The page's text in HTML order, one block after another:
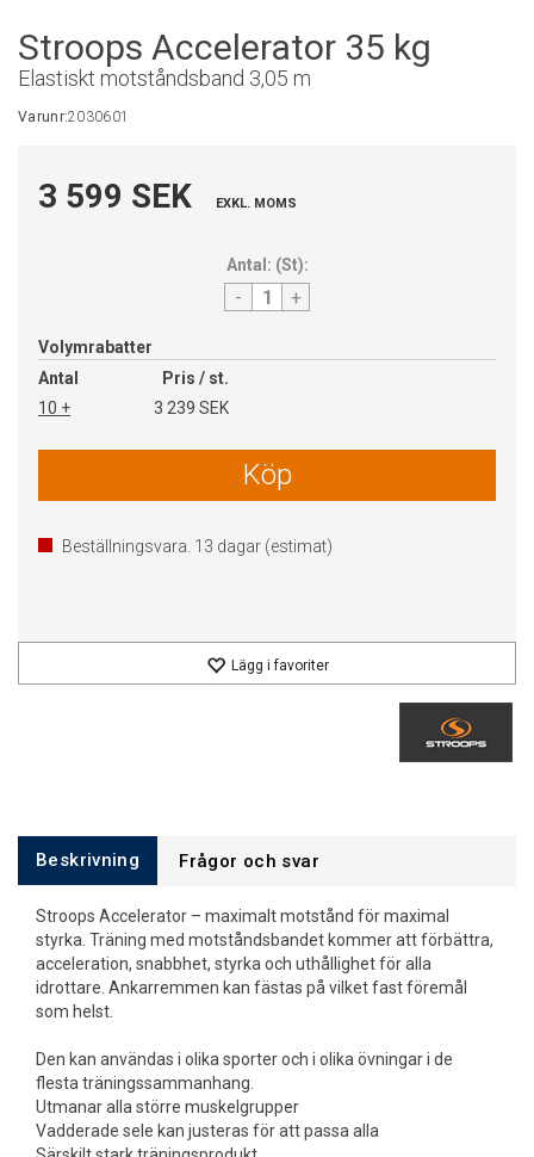
Stroops Accelerator 35 kg
Elastiskt motståndsband 3,05 m
Varunr:2030601
3 599 SEK EXKL. MOMS
Antal: (St):
- +
Volymrabatter
Antal
Pris / st.
10 +
3 239 SEK
Köp
Beställningsvara. 13 dagar (estimat)
Lägg i favoriter
Beskrivning Frågor och svar
Stroops Accelerator – maximalt motstånd för maximal
styrka. Träning med motståndsbandet kommer att förbättra,
acceleration, snabbhet, styrka och uthållighet för alla
idrottare. Ankarremmen kan fästas på vilket fast föremål
som helst.
Den kan användas i olika sporter och i olika övningar i de
flesta träningssammanhang.
Utmanar alla större muskelgrupper
Vadderade sele kan justeras för att passa alla